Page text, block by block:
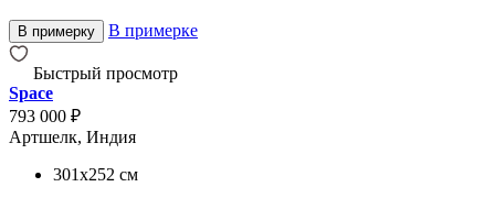
В примерку В примерке
Быстрый просмотр
Space
793 000 ₽
Артшелк, Индия
301x252 см